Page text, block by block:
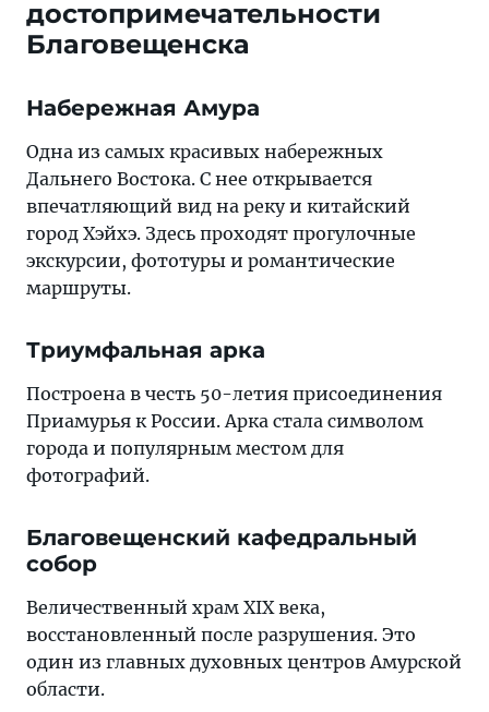
достопримечательности
Благовещенска
Набережная Амура
Одна из самых красивых набережных
Дальнего Востока. С нее открывается
впечатляющий вид на реку и китайский
город Хэйхэ. Здесь проходят прогулочные
экскурсии, фототуры и романтические
маршруты.
Триумфальная арка
Построена в честь 50-летия присоединения
Приамурья к России. Арка стала символом
города и популярным местом для
фотографий.
Благовещенский кафедральный
собор
Величественный храм XIX века,
восстановленный после разрушения. Это
один из главных духовных центров Амурской
области.